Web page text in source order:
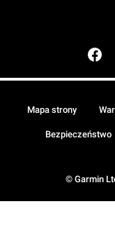
© Garmin
Mapa strony
Bezpieczeństwo